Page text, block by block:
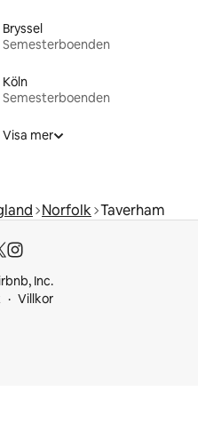
Bryssel
Semesterboenden
Köln
Semesterboenden
Visa mer
Norfolk Taverham
Inc.
Villkor